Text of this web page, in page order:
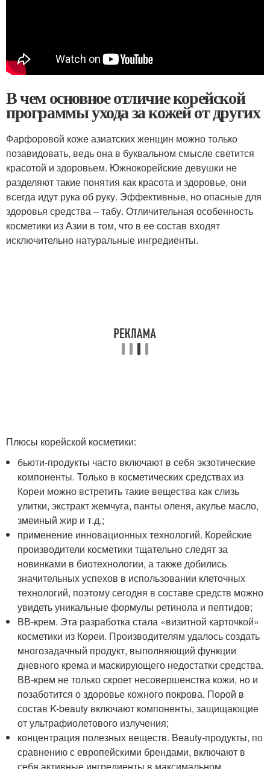
В чем основное отличие корейской
программы ухода за кожей от других
Фарфоровой коже азиатских женщин можно только
позавидовать, ведь она в буквальном смысле светится
красотой и здоровьем. Южнокорейские девушки не
разделяют такие понятия как красота и здоровье, они
всегда идут рука об руку. Эффективные, но опасные для
здоровья средства – табу. Отличительная особенность
косметики из Азии в том, что в ее состав входят
исключительно натуральные ингредиенты.
Плюсы корейской косметики:
бьюти-продукты часто включают в себя экзотические
компоненты. Только в косметических средствах из
Кореи можно встретить такие вещества как слизь
улитки, экстракт жемчуга, панты оленя, акулье масло,
змеиный жир и т.д.;
применение инновационных технологий. Корейские
производители косметики тщательно следят за
новинками в биотехнологии, а также добились
значительных успехов в использовании клеточных
технологий, поэтому сегодня в составе средств можно
увидеть уникальные формулы ретинола и пептидов;
ВВ-крем. Эта разработка стала «визитной карточкой»
косметики из Кореи. Производителям удалось создать
многозадачный продукт, выполняющий функции
дневного крема и маскирующего недостатки средства.
ВВ-крем не только скроет несовершенства кожи, но и
позаботится о здоровье кожного покрова. Порой в
состав K-beauty включают компоненты, защищающие
от ультрафиолетового излучения;
концентрация полезных веществ. Beauty-продукты, по
сравнению с европейскими брендами, включают в